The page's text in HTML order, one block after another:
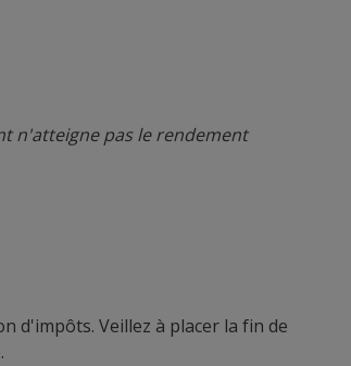
n'atteigne pas le rendement
d'impôts. Veillez à placer la fin de